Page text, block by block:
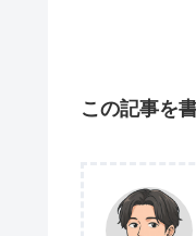
この記事を